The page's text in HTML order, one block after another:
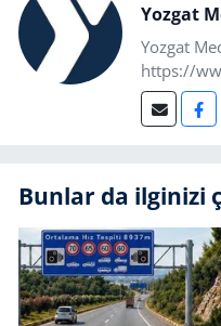
Yozgat
Yozgat
https://
Bunlar da ilginizi